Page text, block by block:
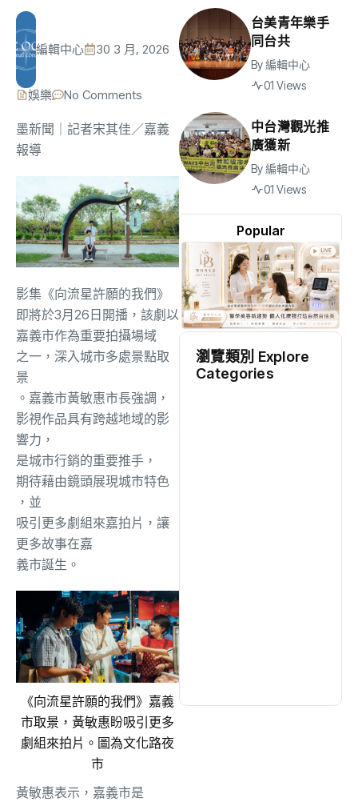
編輯中心 30 3 月, 2026
娛樂 No Comments
墨新聞 ｜記者宋其佳／嘉義
報導
影集《向流星許願的我們》
即將於3月26日開播，該劇 以
嘉義市作為重要拍攝場域
之一，深入城市多處景點取
景
。 嘉義市黃敏惠市長強調 ，
影視作品具有跨越地域的影
響力，
是城市行銷的重要推手，
期待藉由鏡頭展現城市特色
， 並
吸引更多劇組來嘉拍片，讓
更多故事在嘉
義市誕生。
《向流星許願的我們》嘉義
市取景，黃敏惠盼吸引更多
劇組來拍片。圖為文化路夜
市
黃敏惠表示 ，嘉義市是
Popular
台美青年樂手
同台共
By編輯中心
01 Views
中台灣觀光推
廣獲新
By編輯中心
01 Views
瀏覽類別 Explore
Categories